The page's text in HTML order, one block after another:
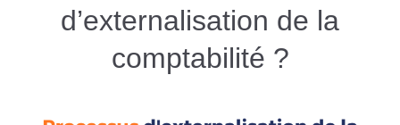
d’externalisation de la
comptabilité ?